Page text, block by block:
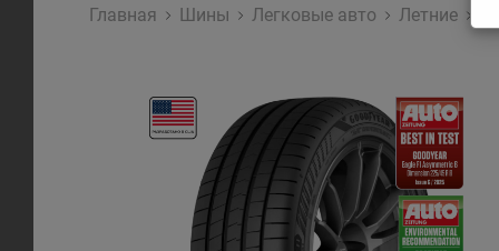
Главная Шины Легковые авто Летние